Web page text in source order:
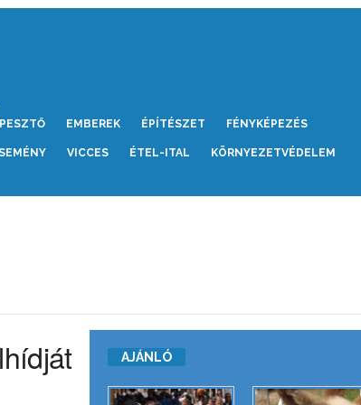
EMBEREK ÉPÍTÉSZET FÉNYKÉPEZÉS
VICCES ÉTEL-ITAL KÖRNYEZETVÉDELEM
AJÁNLÓ